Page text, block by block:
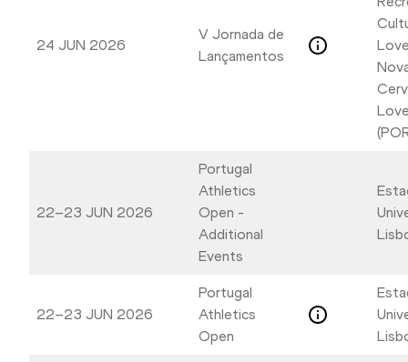
24 JUN 2026
V Jornada de
Lançamentos
22–23 JUN 2026
Portugal
Athletics
Open -
Additional
Events
22–23 JUN 2026
Portugal
Athletics
Open